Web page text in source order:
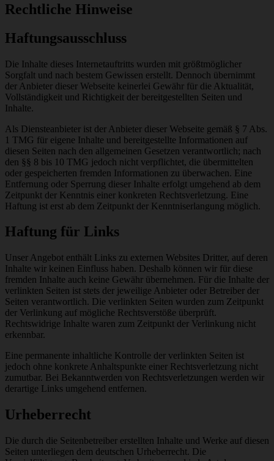
Rechtliche Hinweise
Haftungsausschluss
Die Inhalte dieses Internetauftritts wurden mit größtmöglicher
Sorgfalt und nach bestem Gewissen erstellt. Dennoch übernimmt
der Anbieter dieser Webseite keinerlei Gewähr für die Aktualität,
Vollständigkeit und Richtigkeit der bereitgestellten Seiten und
Inhalte.
Als Diensteanbieter ist der Anbieter dieser Webseite gemäß § 7 Abs.
1 TMG für eigene Inhalte und bereitgestellte Informationen auf
diesen Seiten nach den allgemeinen Gesetzen verantwortlich; nach
den §§ 8 bis 10 TMG jedoch nicht verpflichtet, die übermittelten
oder gespeicherten fremden Informationen zu überwachen. Eine
Entfernung oder Sperrung dieser Inhalte erfolgt umgehend ab dem
Zeitpunkt der Kenntnis einer konkreten Rechtsverletzung. Eine
Haftung ist erst ab dem Zeitpunkt der Kenntniserlangung möglich.
Haftung für Links
Unser Angebot enthält Links zu externen Websites Dritter, auf deren
Inhalte wir keinen Einfluss haben. Deshalb können wir für diese
fremden Inhalte auch keine Gewähr übernehmen. Für die Inhalte der
verlinkten Seiten ist stets der jeweilige Anbieter oder Betreiber der
Seiten verantwortlich. Die verlinkten Seiten wurden zum Zeitpunkt
der Verlinkung auf mögliche Rechtsverstöße überprüft.
Rechtswidrige Inhalte waren zum Zeitpunkt der Verlinkung nicht
erkennbar.
Eine permanente inhaltliche Kontrolle der verlinkten Seiten ist
jedoch ohne konkrete Anhaltspunkte einer Rechtsverletzung nicht
zumutbar. Bei Bekanntwerden von Rechtsverletzungen werden wir
derartige Links umgehend entfernen.
Urheberrecht
Die durch die Seitenbetreiber erstellten Inhalte und Werke auf diesen
Seiten unterliegen dem deutschen Urheberrecht. Die